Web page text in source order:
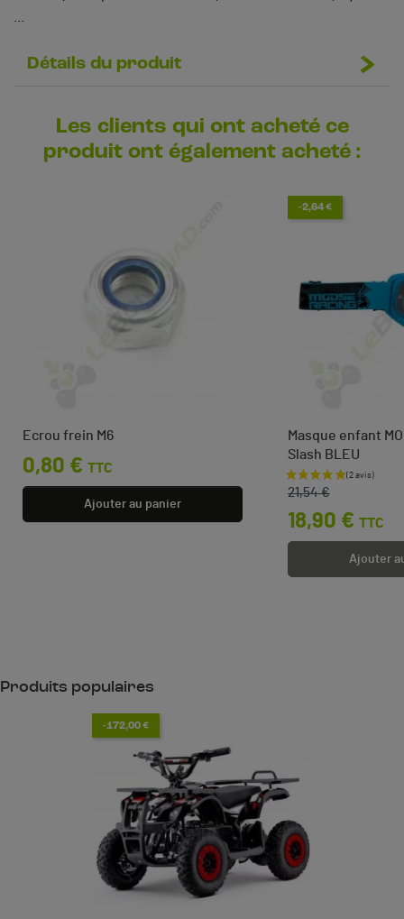
Détails du produit
Les clients qui ont acheté ce
produit ont également acheté :
Ecrou frein M6
Prix
0,80 € TTC
Ajouter au panier
-2,64 €
Masque enfant
Slash BLEU
Prix de base
21,54 €
Prix
18,90 € TTC
Ajouter
Produits populaires
-172,00 €